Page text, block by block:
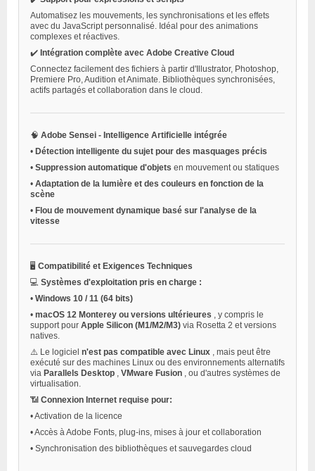
Automatisez les mouvements, les synchronisations et les effets
avec du JavaScript personnalisé. Idéal pour des animations
complexes et réactives.
✔️ Intégration complète avec Adobe Creative Cloud
Connectez facilement des fichiers à partir d'Illustrator, Photoshop,
Premiere Pro, Audition et Animate. Bibliothèques synchronisées,
actifs partagés et collaboration dans le cloud.
🧠 Adobe Sensei - Intelligence Artificielle intégrée
• Détection intelligente du sujet pour des masquages précis
• Suppression automatique d'objets en mouvement ou statiques
• Adaptation de la lumière et des couleurs en fonction de la
scène
• Flou de mouvement dynamique basé sur l'analyse de la
vitesse
🖥️ Compatibilité et Exigences Techniques
💻 Systèmes d'exploitation pris en charge :
• Windows 10 / 11 (64 bits)
• macOS 12 Monterey ou versions ultérieures , y compris le
support pour Apple Silicon (M1/M2/M3) via Rosetta 2 et versions
natives.
⚠️ Le logiciel n'est pas compatible avec Linux , mais peut être
exécuté sur des machines Linux ou des environnements alternatifs
via Parallels Desktop , VMware Fusion , ou d'autres systèmes de
virtualisation.
📶 Connexion Internet requise pour:
•Activation de la licence
•Accès à Adobe Fonts, plug-ins, mises à jour et collaboration
• Synchronisation des bibliothèques et sauvegardes cloud